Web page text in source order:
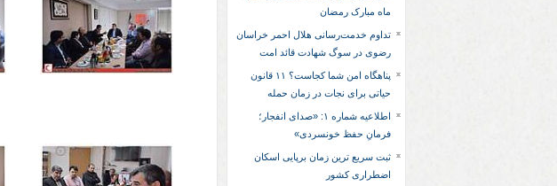
ماه مبارک رمضان
تداوم خدمت‌رسانی هلال احمر خراسان
رضوی در سوگ شهادت قائد امت
پناهگاه امن شما کجاست؟ ۱۱ قانون
حیاتی برای نجات در زمان حمله
اطلاعیه شماره ۱: «صدای انفجار؛
فرمانِ حفظ خونسردی»
ثبت سریع‌ ترین زمان برپایی اسکان
اضطراری کشور